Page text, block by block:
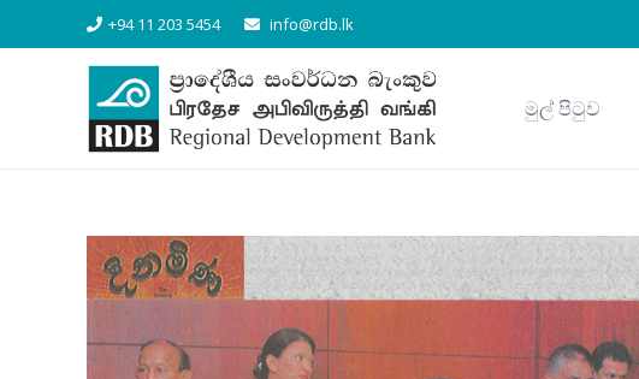
+94 11 203 5454 info@rdb.lk
මුල් පිටුව